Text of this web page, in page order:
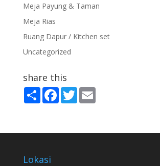
Meja Payung & Taman
Meja Rias
Ruang Dapur / Kitchen set
Uncategorized
share this
S
F
o
T
w
e
E
Lokasi